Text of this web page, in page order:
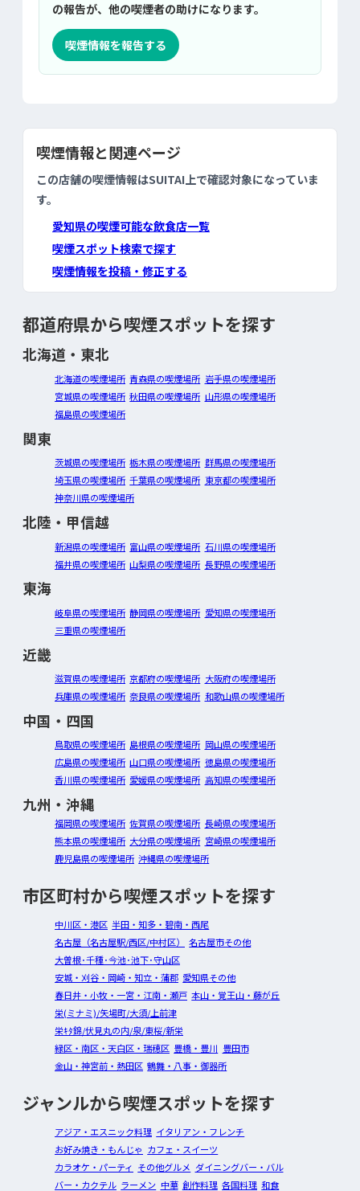
の報告が、他の喫煙者の助けになります。
喫煙情報を報告する
喫煙情報と関連ページ
この店舗の喫煙情報はSUITAI上で確認対象になっていま
す。
愛知県の喫煙可能な飲食店一覧
喫煙スポット検索で探す
喫煙情報を投稿・修正する
都道府県から喫煙スポットを探す
北海道・東北
北海道の喫煙場所 青森県の喫煙場所 岩手県の喫煙場所
宮城県の喫煙場所 秋田県の喫煙場所 山形県の喫煙場所
福島県の喫煙場所
関東
茨城県の喫煙場所 栃木県の喫煙場所 群馬県の喫煙場所
埼玉県の喫煙場所 千葉県の喫煙場所 東京都の喫煙場所
神奈川県の喫煙場所
北陸・甲信越
新潟県の喫煙場所 富山県の喫煙場所 石川県の喫煙場所
福井県の喫煙場所 山梨県の喫煙場所 長野県の喫煙場所
東海
岐阜県の喫煙場所 静岡県の喫煙場所 愛知県の喫煙場所
三重県の喫煙場所
近畿
滋賀県の喫煙場所 京都府の喫煙場所 大阪府の喫煙場所
兵庫県の喫煙場所 奈良県の喫煙場所 和歌山県の喫煙場所
中国・四国
鳥取県の喫煙場所 島根県の喫煙場所 岡山県の喫煙場所
広島県の喫煙場所 山口県の喫煙場所 徳島県の喫煙場所
香川県の喫煙場所 愛媛県の喫煙場所 高知県の喫煙場所
九州・沖縄
福岡県の喫煙場所 佐賀県の喫煙場所 長崎県の喫煙場所
熊本県の喫煙場所 大分県の喫煙場所 宮崎県の喫煙場所
鹿児島県の喫煙場所 沖縄県の喫煙場所
市区町村から喫煙スポットを探す
中川区・港区 半田・知多・碧南・西尾
名古屋（名古屋駅/西区/中村区）
名古屋市その他
大曽根･千種･今池･池下･守山区
安城・刈谷・岡崎・知立・蒲郡 愛知県その他
春日井・小牧・一宮・江南・瀬戸 本山・覚王山・藤が丘
栄(ミナミ)/矢場町/大須/上前津
栄ｷﾀ錦/伏見丸の内/泉/東桜/新栄
緑区・南区・天白区・瑞穂区 豊橋・豊川 豊田市
金山・神宮前・熱田区 鶴舞・八事・御器所
ジャンルから喫煙スポットを探す
アジア・エスニック料理 イタリアン・フレンチ
お好み焼き・もんじゃ カフェ・スイーツ
カラオケ・パーティ その他グルメ ダイニングバー・バル
バー・カクテル ラーメン 中華 創作料理 各国料理 和食